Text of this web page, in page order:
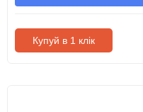
Купуй в 1 клік